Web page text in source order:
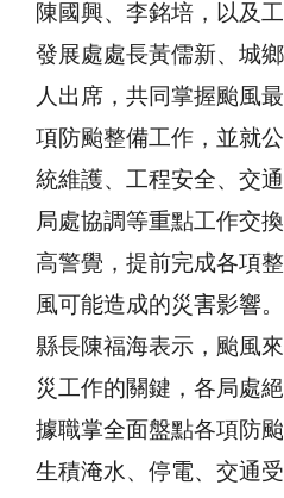
陳國興、李銘培，以及
發展處處長黃儒新、城
人出席，共同掌握颱風
項防颱整備工作，並就
統維護、工程安全、交
局處協調等重點工作交
高警覺，提前完成各項
風可能造成的災害影響。
縣長陳福海表示，颱風
災工作的關鍵，各局處
據職掌全面盤點各項防
生積淹水、停電、交通